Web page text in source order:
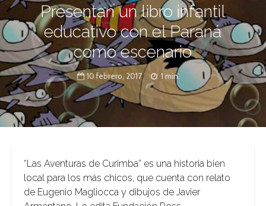
Presentan un libro infantil
educativo con el Paraná
como escenario
10 febrero, 2017 1 min.
“Las Aventuras de Curimba” es una historia bien
local para los más chicos, que cuenta con relato
de Eugenio Magliocca y dibujos de Javier